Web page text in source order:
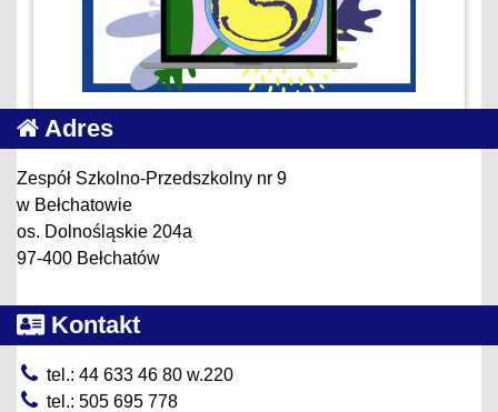
Adres
Zespół Szkolno-Przedszkolny nr 9
w Bełchatowie
os. Dolnośląskie 204a
97-400 Bełchatów
Kontakt
tel.: 44 633 46 80 w.220
tel.: 505 695 778